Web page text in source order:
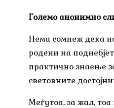
Големо анонимно
Нема сомнеж дека
родени на
практично знаење
световните
Меѓутоа, за жал,